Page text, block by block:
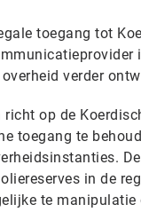
toegang tot
verder
op de
toegang te
in de
te